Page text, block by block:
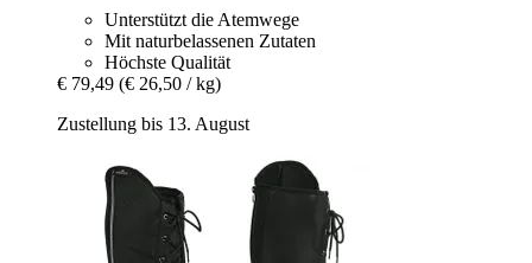
Unterstützt die Atemwege
Mit naturbelassenen Zutaten
Höchste Qualität
€ 79,49 (€ 26,50 / kg)
Zustellung bis 13. August